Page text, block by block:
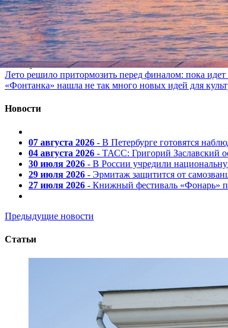
Куда пойти 7–9 августа:
марки
07 августа 2026, 08:00
Лето решило притормозить перед финалом: пока
«Фонтанка» нашла не так много новых идей для
Новости
07 августа 2026 - В Петербурге готовятся
04 августа 2026 - ТАСС: Григорий Заславский
30 июля 2026 - В России учредили
29 июля 2026 - Эрмитаж защитится от
27 июля 2026 - Книжный фестиваль «Фонарь»
Предыдущие новости
Статьи